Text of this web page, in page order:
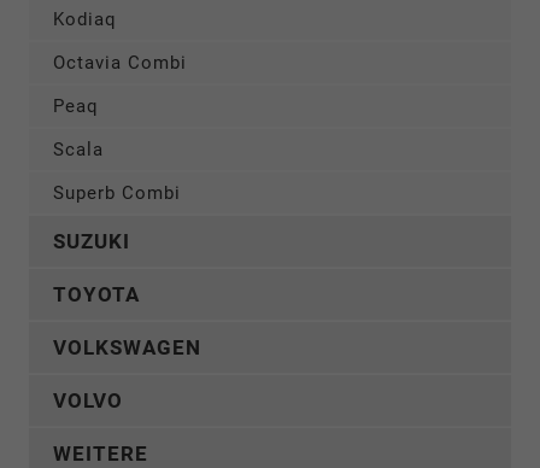
Kodiaq
Octavia Combi
Peaq
Scala
Superb Combi
SUZUKI
TOYOTA
VOLKSWAGEN
VOLVO
WEITERE